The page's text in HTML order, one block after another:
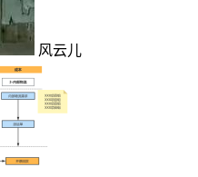
风云儿